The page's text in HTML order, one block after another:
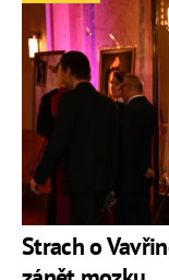
Strach o